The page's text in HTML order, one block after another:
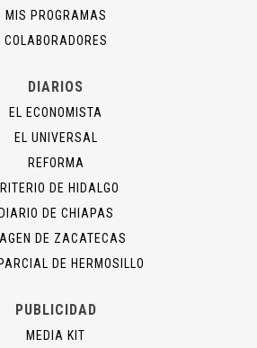
MIS PROGRAMAS
COLABORADORES
DIARIOS
EL ECONOMISTA
EL UNIVERSAL
REFORMA
DE HIDALGO
DIARIO DE CHIAPAS
DE ZACATECAS
DE HERMOSILLO
PUBLICIDAD
MEDIA KIT